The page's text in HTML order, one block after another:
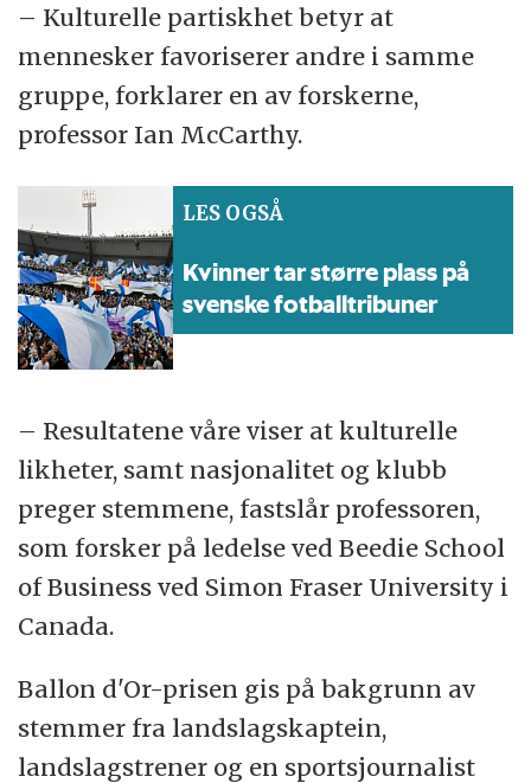
– Kulturelle partiskhet betyr at
mennesker favoriserer andre i samme
gruppe, forklarer en av forskerne,
professor Ian McCarthy.
LES OGSÅ
Kvinner tar større plass på
svenske fotball­tribuner
– Resultatene våre viser at kulturelle
likheter, samt nasjonalitet og klubb
preger stemmene, fastslår professoren,
som forsker på ledelse ved Beedie School
of Business ved Simon Fraser University i
Canada.
Ballon d'Or-prisen gis på bakgrunn av
stemmer fra landslagskaptein,
landslagstrener og en sportsjournalist